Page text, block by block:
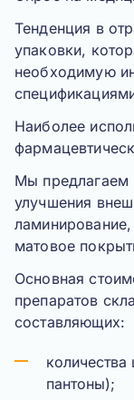
Тенденция в
упаковки,
необходимую
Наиболее
Мы предлагаем
улучшения
матовое
Основная
препаратов
составляющих:
количества
пантоны);